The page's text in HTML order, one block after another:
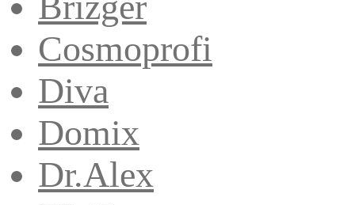
Cosmoprofi
Diva
Domix
Dr.Alex